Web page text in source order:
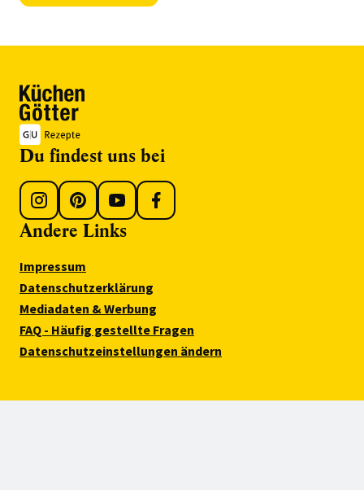
Du findest uns bei
Andere Links
Impressum
Datenschutzerklärung
Mediadaten & Werbung
FAQ - Häufig gestellte Fragen
Datenschutzeinstellungen ändern